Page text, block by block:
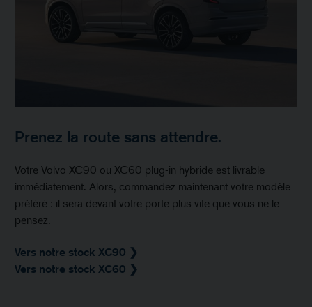
Prenez la route sans attendre.
Votre Volvo XC90 ou XC60 plug-in hybride est livrable
immédiatement. Alors, commandez maintenant votre modèle
préféré : il sera devant votre porte plus vite que vous ne le
pensez.
Vers notre stock XC90 ❯
Vers notre stock XC60 ❯